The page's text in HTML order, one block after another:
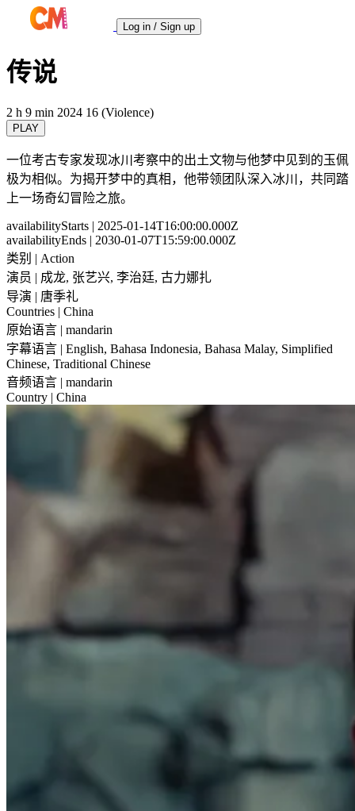
Log in / Sign up
传说
2 h 9 min 2024 16 (Violence)
PLAY
一位考古专家发现冰川考察中的出土文物与他梦中见到的玉佩
极为相似。为揭开梦中的真相，他带领团队深入冰川，共同踏
上一场奇幻冒险之旅。
availabilityStarts | 2025-01-14T16:00:00.000Z
availabilityEnds | 2030-01-07T15:59:00.000Z
类别 | Action
演员 | 成龙, 张艺兴, 李治廷, 古力娜扎
导演 | 唐季礼
Countries | China
原始语言 | mandarin
字幕语言 | English, Bahasa Indonesia, Bahasa Malay, Simplified
Chinese, Traditional Chinese
音频语言 | mandarin
Country | China